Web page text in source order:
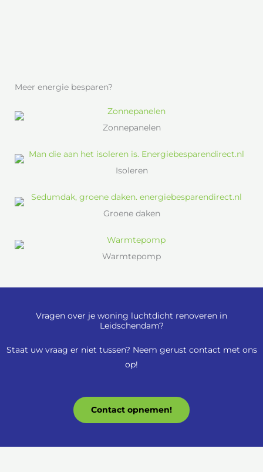
Meer energie besparen?
Zonnepanelen
Isoleren
Groene daken
Warmtepomp
Vragen over je woning luchtdicht renoveren in
Leidschendam?
Staat uw vraag er niet tussen? Neem gerust contact met ons
op!
Contact opnemen!